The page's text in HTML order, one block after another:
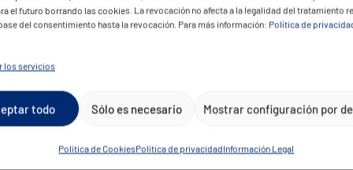
el futuro borrando las cookies. La revocación no afecta a la legalidad del tratamiento
del consentimiento hasta la revocación. Para más información: Política de
los servicios
todo Sólo es necesario Mostrar configuración por
Política de CookiesPolítica de privacidadInformación Legal
concretas?